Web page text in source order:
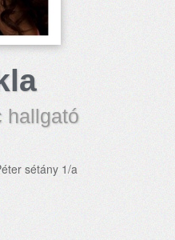
hallgató
sétány 1/a